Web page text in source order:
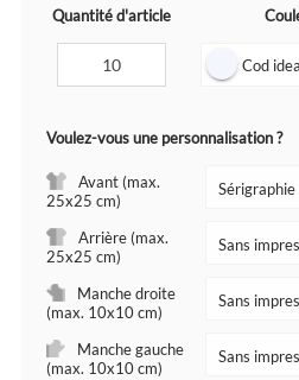
Quantité d'article
Cod
Voulez-vous une personnalisation ?
Avant (max.
25x25 cm)
Arrière (max.
25x25 cm)
Manche droite
(max. 10x10 cm)
Manche gauche
(max. 10x10 cm)